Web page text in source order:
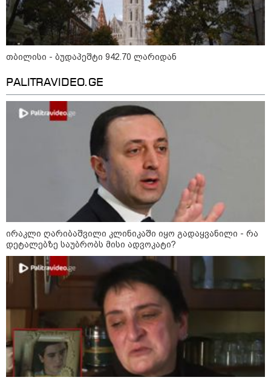
09:33 / 05-08-2026
"მამის მიერ ცოტნესთვის
დატოვებულ სახლში
თვითნებურად ცხოვრობს
ადამიანი, რომელიც ზვიადის
ანდერძში ერთი სიტყვითაც კი
09:32 / 05-08-2026
"4 დღე უწყლოდ და უპუროდ
გაატარეს, მათ სიცოცხლე
დავუბრუნეთ" - ქართველი
მეზღვაური წერს, რომ 36
მიგრანტი, მათ შორის, ორსული
გოგონა გადაარჩინა
12:20 / 04-08-2026
"როცა კანონიკიდან
გამომდინარე, მართებულად
მიგვაჩნია, რომ ადამიანის
გასვენება ტაძრიდან არ მოხდეს,
ეს მგლოვიარეს ისეთი
სიყვარულითა უნდა ავუხსნათ,
რომ შფოთვა არ დაიბადოს" -
დედა სიდონია
16:02 / 03-08-2026
"15 წლის წინ ჩადენილი
დანაშაული, 5-ჯერ შეცვლილი
მოსამართლე, 4-ჯერ თავიდან
დაწყებული საქმე... მადლობა
პროკურატურას, მათ გარეშე ეს
შედეგი არ დადგებოდა" - ქეთა
ხარძიანი
კატეგორიის ყველა სიახლე
თბილისი - ბუდაპეშტი 942.70 ლარიდან
PALITRAVIDEO.GE
ირაკლი ღარიბაშვილი კლინიკაში იყო გადაყვანილი - რა
დეტალებზე საუბრობს მისი ადვოკატი?